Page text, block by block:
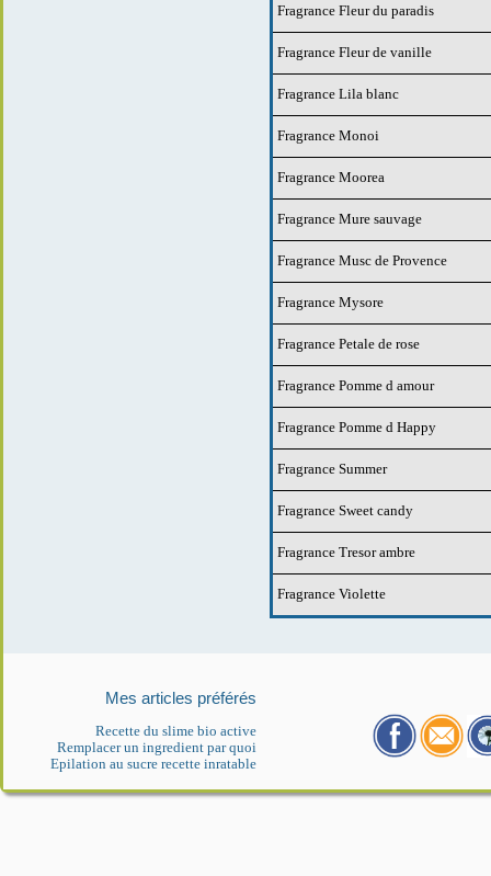
Fragrance Fleur du paradis
Fragrance Fleur de vanille
Fragrance Lila blanc
Fragrance Monoi
Fragrance Moorea
Fragrance Mure sauvage
Fragrance Musc de Provence
Fragrance Mysore
Fragrance Petale de rose
Fragrance Pomme d amour
Fragrance Pomme d Happy
Fragrance Summer
Fragrance Sweet candy
Fragrance Tresor ambre
Fragrance Violette
Mes articles préférés
Recette du slime bio active
Remplacer un ingredient par quoi
Epilation au sucre recette inratable